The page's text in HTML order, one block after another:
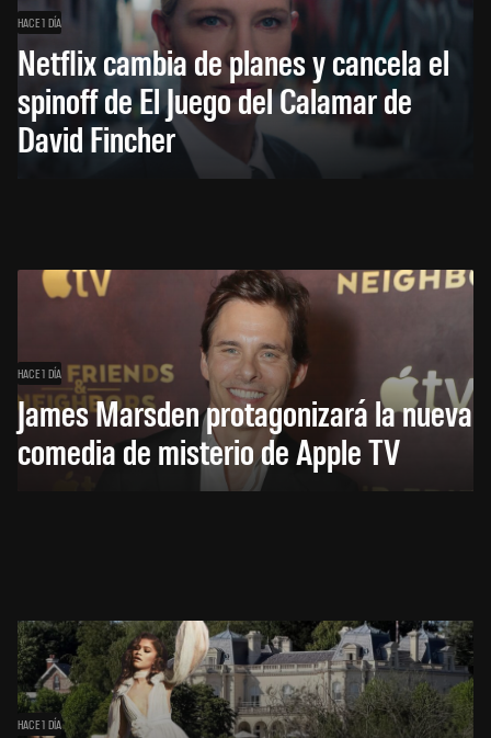
HACE 1 DÍA
Netflix cambia de planes y cancela el
spinoff de El Juego del Calamar de
David Fincher
HACE 1 DÍA
James Marsden protagonizará la nueva
comedia de misterio de Apple TV
HACE 1 DÍA